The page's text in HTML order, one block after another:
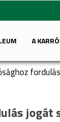
A
jogát